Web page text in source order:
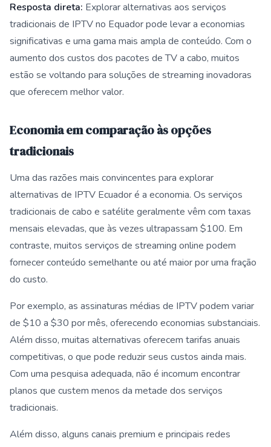
Resposta direta: Explorar alternativas aos serviços
tradicionais de IPTV no Equador pode levar a economias
significativas e uma gama mais ampla de conteúdo. Com o
aumento dos custos dos pacotes de TV a cabo, muitos
estão se voltando para soluções de streaming inovadoras
que oferecem melhor valor.
Economia em comparação às opções
tradicionais
Uma das razões mais convincentes para explorar
alternativas de IPTV Ecuador é a economia. Os serviços
tradicionais de cabo e satélite geralmente vêm com taxas
mensais elevadas, que às vezes ultrapassam $100. Em
contraste, muitos serviços de streaming online podem
fornecer conteúdo semelhante ou até maior por uma fração
do custo.
Por exemplo, as assinaturas médias de IPTV podem variar
de $10 a $30 por mês, oferecendo economias substanciais.
Além disso, muitas alternativas oferecem tarifas anuais
competitivas, o que pode reduzir seus custos ainda mais.
Com uma pesquisa adequada, não é incomum encontrar
planos que custem menos da metade dos serviços
tradicionais.
Além disso, alguns canais premium e principais redes